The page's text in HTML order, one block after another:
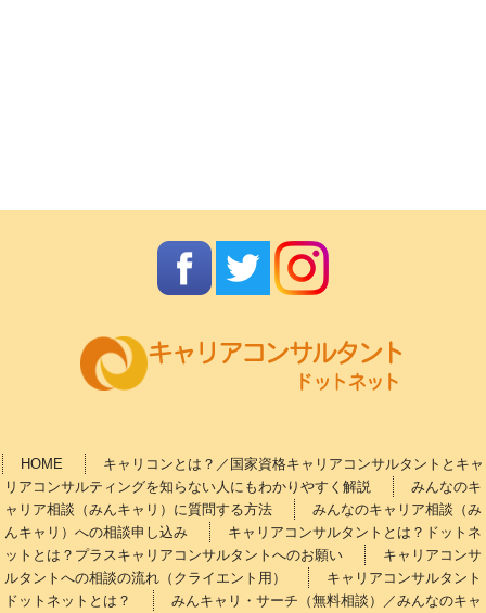
HOME
キャリコンとは？／国家資格キャリアコンサルタントとキャ
リアコンサルティングを知らない人にもわかりやすく解説
みんなのキ
ャリア相談（みんキャリ）に質問する方法
みんなのキャリア相談（み
んキャリ）への相談申し込み
キャリアコンサルタントとは？ドットネ
ットとは？プラスキャリアコンサルタントへのお願い
キャリアコンサ
ルタントへの相談の流れ（クライエント用）
キャリアコンサルタント
ドットネットとは？
みんキャリ・サーチ（無料相談）／みんなのキャ